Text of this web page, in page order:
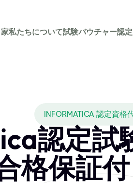
家私たちについて試験バウチャー認
で、データキャリアを向上させ
INFORMATICA 認定資格
認定試
格保証